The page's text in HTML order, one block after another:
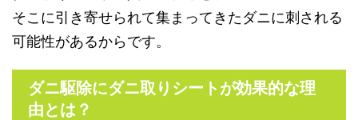
そこに引き寄せられて集まってきたダニに刺される
可能性があるからです。
ダニ駆除にダニ取りシートが効果的な理
由とは？